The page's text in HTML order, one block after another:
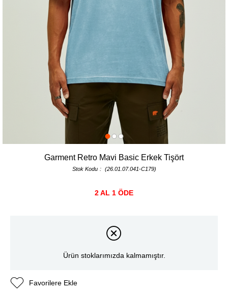
Garment Retro Mavi Basic Erkek Tişört
Stok Kodu (26.01.07.041-C179)
2 AL 1 ÖDE
Ürün stoklarımızda kalmamıştır.
Favorilere Ekle